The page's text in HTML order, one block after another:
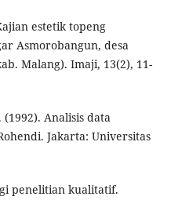
estetik topeng
Asmorobangun, desa
Malang). Imaji, 13(2), 11-
Analisis data
Jakarta: Universitas
penelitian kualitatif.